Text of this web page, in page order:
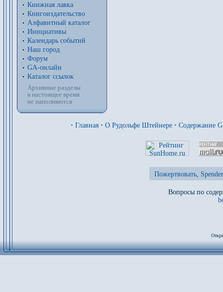
Книжная лавка
Книгоиздательство
Алфавитный каталог
Инициативы
Календарь событий
Наш город
Форум
GA-онлайн
Каталог ссылок
Архивные разделы
в настоящее время
не наполняются
· Главная · О Рудольфе Штейнере · Содержание
Пожертвовать,
Вопросы по